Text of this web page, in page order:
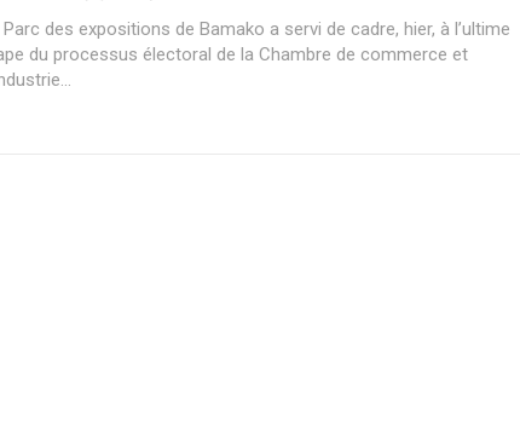
des expositions de Bamako a servi de cadre, hier, à l’ultime
du processus électoral de la Chambre de commerce et